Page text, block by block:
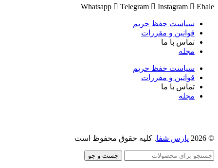
Whatsapp
Telegram Instagram
سیاست حفظ حریم
قوانین و مقررات
تماس با ما
مجله
سیاست حفظ حریم
قوانین و مقررات
تماس با ما
مجله
پارس شفا . کلیه حقوق محفوظ است
جست و جو